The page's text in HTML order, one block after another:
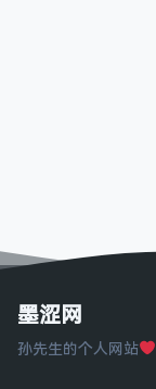
墨涩网
孙先生的个人网站